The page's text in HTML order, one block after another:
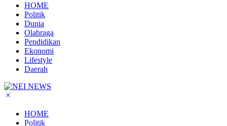
HOME
Politik
Dunia
Olahraga
Pendidikan
Ekonomi
Lifestyle
Daerah
HOME
Politik